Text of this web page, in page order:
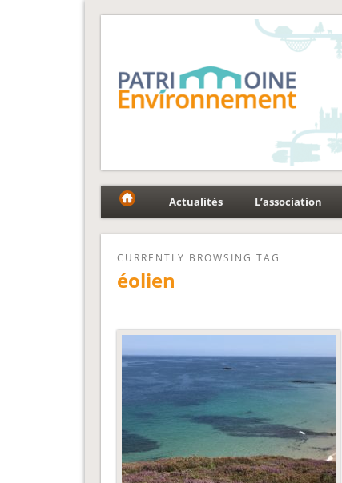
Fédération
Actualités L’association
CURRENTLY BROWSING TAG
éolien